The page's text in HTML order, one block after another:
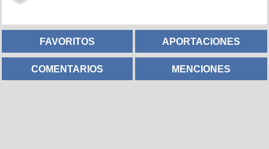
FAVORITOS APORTACIONES
COMENTARIOS MENCIONES